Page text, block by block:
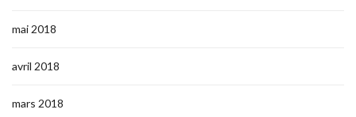
mai 2018
avril 2018
mars 2018